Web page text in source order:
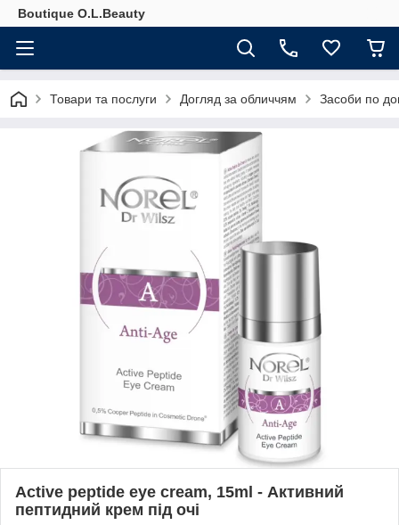
Boutique O.L.Beauty
Товари та послуги Догляд за обличчям Засоби по
Active peptide eye cream, 15ml - Активний
пептидний крем під очі